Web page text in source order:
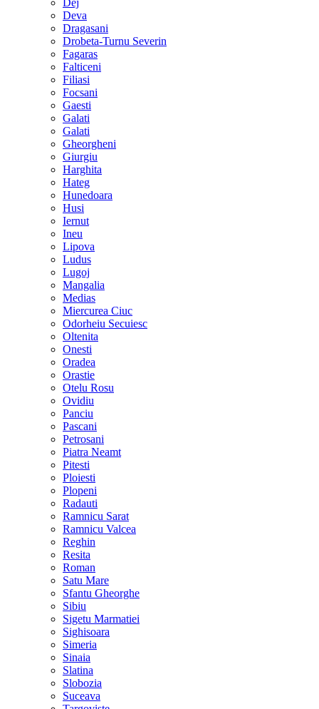
Dej
Deva
Dragasani
Drobeta-Turnu Severin
Fagaras
Falticeni
Filiasi
Focsani
Gaesti
Galati
Galati
Gheorgheni
Giurgiu
Harghita
Hateg
Hunedoara
Husi
Iernut
Ineu
Lipova
Ludus
Lugoj
Mangalia
Medias
Miercurea Ciuc
Odorheiu Secuiesc
Oltenita
Onesti
Oradea
Orastie
Otelu Rosu
Ovidiu
Panciu
Pascani
Petrosani
Piatra Neamt
Pitesti
Ploiesti
Plopeni
Radauti
Ramnicu Sarat
Ramnicu Valcea
Reghin
Resita
Roman
Satu Mare
Sfantu Gheorghe
Sibiu
Sigetu Marmatiei
Sighisoara
Simeria
Sinaia
Slatina
Slobozia
Suceava